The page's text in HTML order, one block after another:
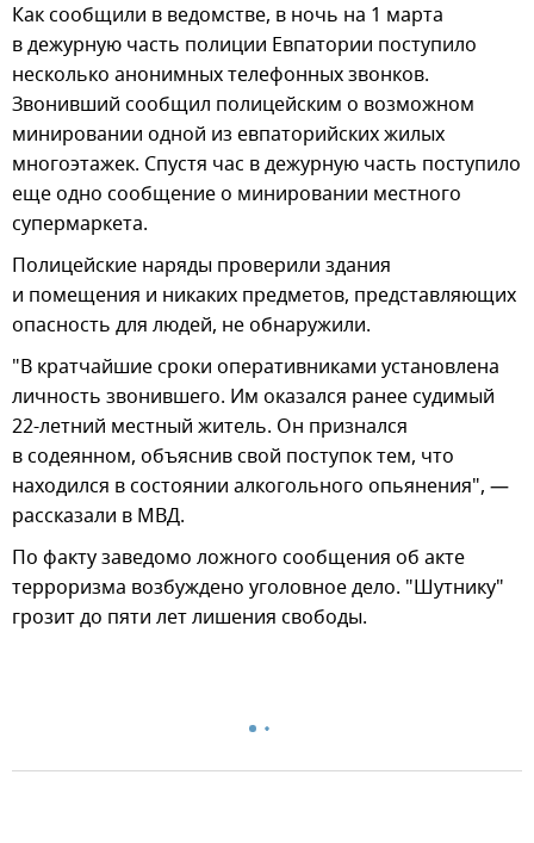
Как сообщили в ведомстве, в ночь на 1 марта
в дежурную часть полиции Евпатории поступило
несколько анонимных телефонных звонков.
Звонивший сообщил полицейским о возможном
минировании одной из евпаторийских жилых
многоэтажек. Спустя час в дежурную часть поступило
еще одно сообщение о минировании местного
супермаркета.
Полицейские наряды проверили здания
и помещения и никаких предметов, представляющих
опасность для людей, не обнаружили.
"В кратчайшие сроки оперативниками установлена
личность звонившего. Им оказался ранее судимый
22-летний местный житель. Он признался
в содеянном, объяснив свой поступок тем, что
находился в состоянии алкогольного опьянения", —
рассказали в МВД.
По факту заведомо ложного сообщения об акте
терроризма возбуждено уголовное дело. "Шутнику"
грозит до пяти лет лишения свободы.